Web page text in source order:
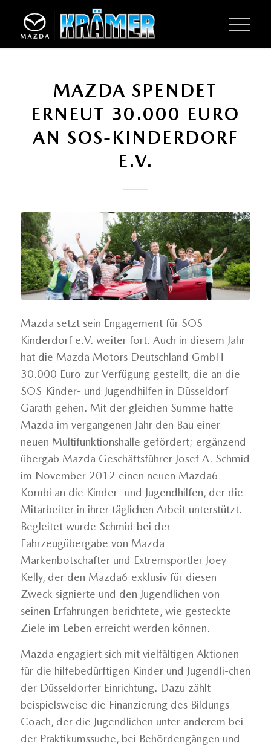
MAZDA SPENDET
ERNEUT 30.000 EURO
AN SOS-KINDERDORF
E.V.
Mazda setzt sein Engagement für SOS-
Kinderdorf e.V. weiter fort. Auch in diesem Jahr
hat die Mazda Motors Deutschland GmbH
30.000 Euro zur Verfügung gestellt, die an die
SOS-Kinder- und Jugendhilfen in Düsseldorf
Garath gehen. Mit der gleichen Summe hatte
Mazda im vergangenen Jahr den Bau einer
neuen Multifunktionshalle gefördert; ergänzend
übergab Mazda Geschäftsführer Josef A. Schmid
im November 2012 einen neuen Mazda6
Kombi an die Kinder- und Jugendhilfen, der die
Mitarbeiter in ihrer täglichen Arbeit unterstützt.
Begleitet wurde Schmid bei der
Fahrzeugübergabe von Mazda
Markenbotschafter und Extremsportler Joey
Kelly, der den Mazda6 exklusiv für diesen
Zweck signierte und den Jugendlichen von
seinen Erfahrungen berichtete, wie gesteckte
Ziele im Leben erreicht werden können.
Mazda engagiert sich mit vielfältigen Aktionen
für die hilfebedürftigen Kinder und Jugendli-chen
der Düsseldorfer Einrichtung. Dazu zählt
beispielsweise die Finanzierung des Bildungs-
Coach, der die Jugendlichen unter anderem bei
der Praktikumssuche, bei Behördengängen und